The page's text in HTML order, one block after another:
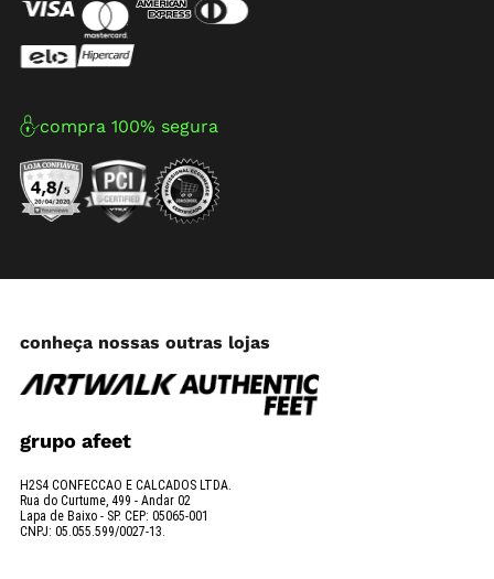
compra 100% segura
conheça nossas outras lojas
grupo afeet
H2S4 CONFECCAO E CALCADOS LTDA.
Rua do Curtume, 499 - Andar 02
Lapa de Baixo - SP. CEP: 05065-001
CNPJ: 05.055.599/0027-13.